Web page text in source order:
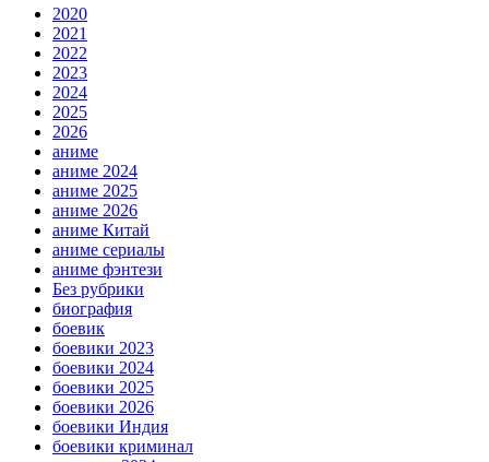
2020
2021
2022
2023
2024
2025
2026
аниме
аниме 2024
аниме 2025
аниме 2026
аниме Китай
аниме сериалы
аниме фэнтези
Без рубрики
биография
боевик
боевики 2023
боевики 2024
боевики 2025
боевики 2026
боевики Индия
боевики криминал